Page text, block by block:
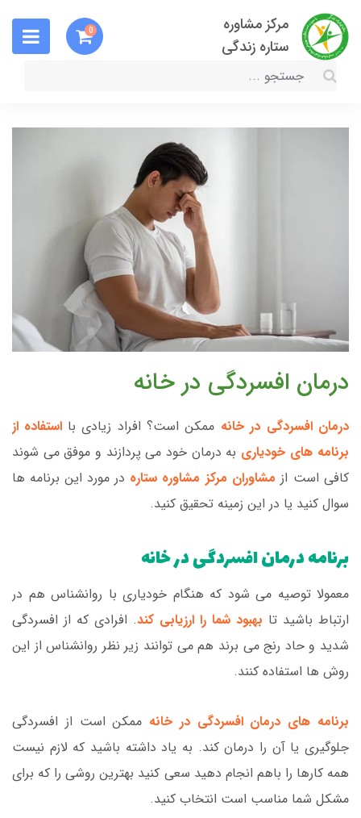
مرکز مشاوره
ستاره زندگی
0
درمان افسردگی در خانه
درمان افسردگی در خانه ممکن است؟ افراد زیادی با استفاده از
برنامه های خودیاری به درمان خود می پردازند و موفق می شوند
کافی است از مشاوران مرکز مشاوره ستاره در مورد این برنامه ها
سوال کنید یا در این زمینه تحقیق کنید.
برنامه درمان افسردگی در خانه
معمولا توصیه می شود که هنگام خودیاری با روانشناس هم در
ارتباط باشید تا بهبود شما را ارزیابی کند. افرادی که از افسردگی
شدید و حاد رنج می برند هم می توانند زیر نظر روانشناس از این
روش ها استفاده کنند.
برنامه های درمان افسردگی در خانه ممکن است از افسردگی
جلوگیری یا آن را درمان کند. به یاد داشته باشید که لازم نیست
همه کارها را باهم انجام دهید سعی کنید بهترین روشی را که برای
مشکل شما مناسب است انتخاب کنید.